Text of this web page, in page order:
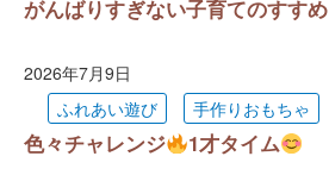
がんばりすぎない子育てのすすめ
2026年7月9日
ふれあい遊び
手作りおもちゃ
色々チャレンジ 1才タイム